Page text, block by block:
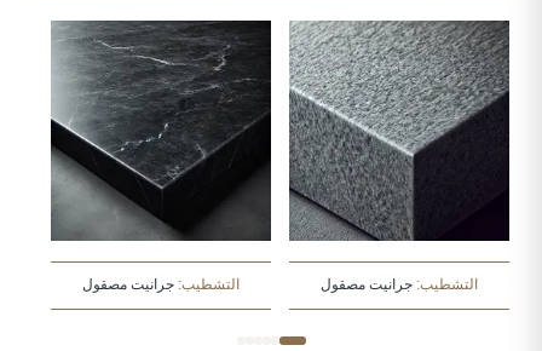
التشطيب: جرانيت مصقول التشطيب: جرانيت مصقول